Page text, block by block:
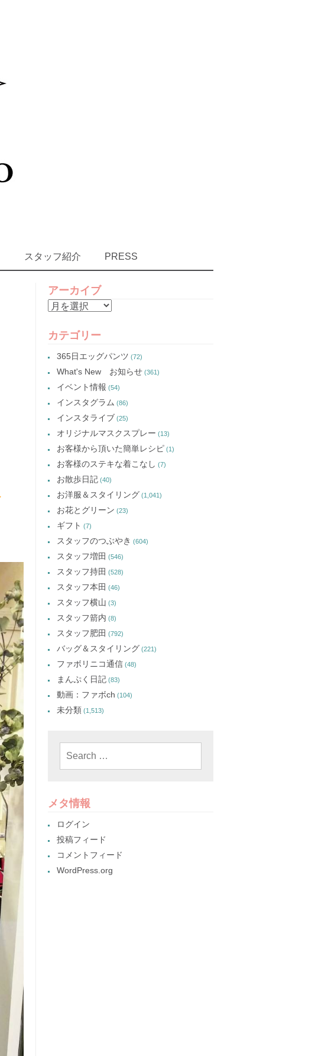
スタッフ紹介 PRESS
アーカイブ
ア
カ
カテゴリー
365日エッグパンツ (72)
What's New お知らせ (361)
イベント情報 (54)
インスタグラム (86)
インスタライブ (25)
オリジナルマスクスプレー (13)
お客様から頂いた簡単レシピ (1)
お客様のステキな着こなし (7)
お散歩日記 (40)
お洋服＆スタイリング (1,041)
お花とグリーン (23)
ギフト (7)
スタッフのつぶやき (604)
スタッフ増田 (546)
スタッフ持田 (528)
スタッフ本田 (46)
スタッフ横山 (3)
スタッフ箭内 (8)
スタッフ肥田 (792)
バッグ＆スタイリング (221)
ファボリニコ通信 (48)
まんぷく日記 (83)
動画：ファボch (104)
未分類 (1,513)
メタ情報
ログイン
投稿フィード
コメントフィード
WordPress.org